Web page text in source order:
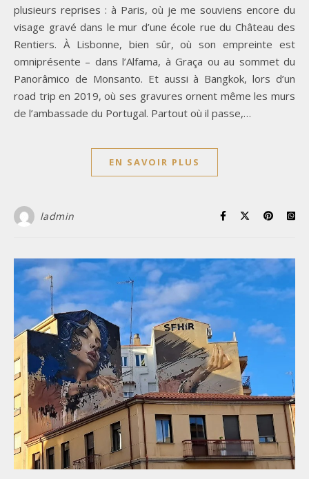
plusieurs reprises : à Paris, où je me souviens encore du
visage gravé dans le mur d’une école rue du Château des
Rentiers. À Lisbonne, bien sûr, où son empreinte est
omniprésente – dans l’Alfama, à Graça ou au sommet du
Panorâmico de Monsanto. Et aussi à Bangkok, lors d’un
road trip en 2019, où ses gravures ornent même les murs
de l’ambassade du Portugal. Partout où il passe,…
EN SAVOIR PLUS
ladmin